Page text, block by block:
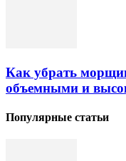
Как убрать
объемными и
Популярные статьи